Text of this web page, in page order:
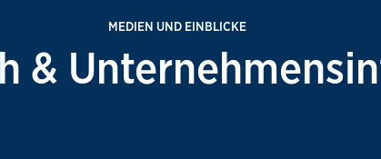
MEDIEN UND EINBLICKE
&